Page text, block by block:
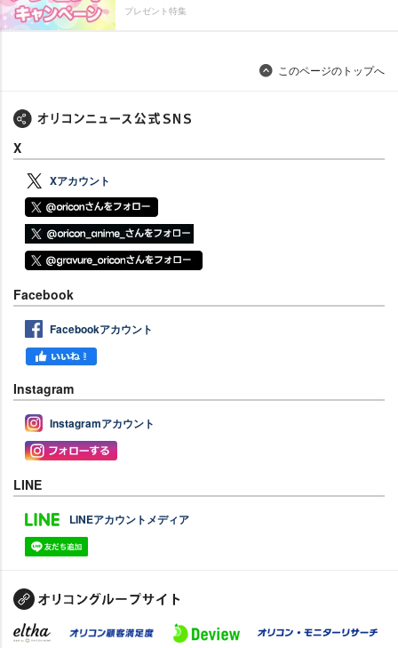
プレゼント特集
このページのトップへ
X
Xアカウント
Facebook
Facebookアカウント
Instagram
Instagramアカウント
LINE
LINEアカウントメディア